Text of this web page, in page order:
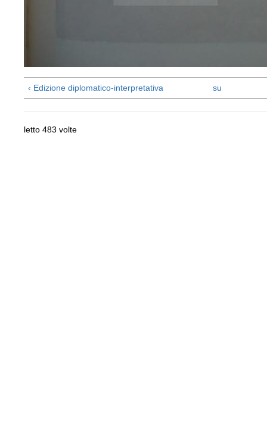
‹ Edizione diplomatico-interpretativa su
letto 483 volte